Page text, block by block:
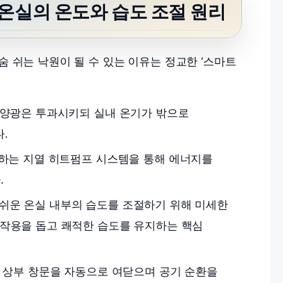
실의 온도와 습도 조절 원리
쉬는 낙원이 될 수 있는 이유는 정교한 ‘스마트
광은 투과시키되 실내 온기가 밖으로
.
는 지열 히트펌프 시스템을 통해 에너지를
운 온실 내부의 습도를 조절하기 위해 미세한
용을 돕고 쾌적한 습도를 유지하는 핵심
부 창문을 자동으로 여닫으며 공기 순환을